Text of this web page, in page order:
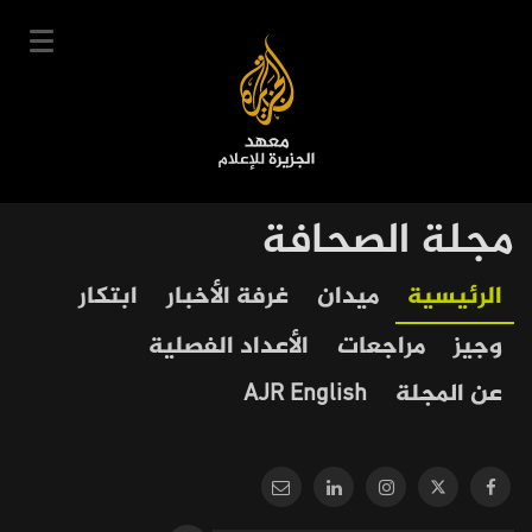
User
account
menu
Main
navigation
دوراتنا
جدول الدورات
مجلة الصحافة
Our
Journalism
الرئيسية ميدان غرفة الأخبار
ابتكار
وجيز
مراجعات
الأعداد الفصلية
عن المجلة
AJR English